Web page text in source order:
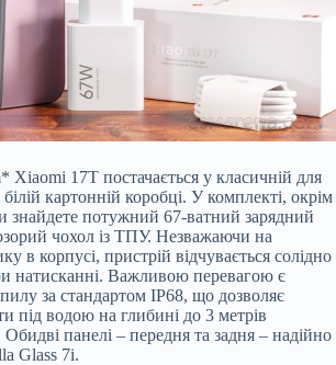
Xiaomi 17T постачається у класичній для
картонній коробці. У комплекті, окрім
знайдете потужний 67-ватний зарядний
чохол із ТПУ. Незважаючи на
в корпусі, пристрій відчувається солідно
натисканні. Важливою перевагою є
за стандартом IP68, що дозволяє
під водою на глибині до 3 метрів
панелі – передня та задня – надійно
Glass 7i.